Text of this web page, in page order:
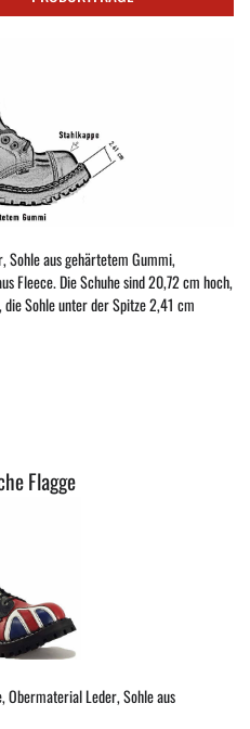
aus gehärtetem Gummi,
Fleece. Die Schuhe sind 20,72 cm hoch,
Sohle unter der Spitze 2,41 cm
Flagge
Obermaterial Leder, Sohle aus